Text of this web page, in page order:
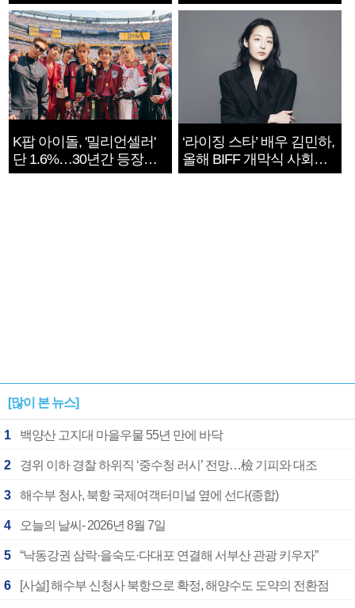
지는 ‘전쟁 속죄’
K팝 아이돌, '밀리언셀러'
단 1.6%…30년간 등장
1182개팀 전수조사
‘라이징 스타’ 배우 김민하,
올해 BIFF 개막식 사회자
확정
[많이 본 뉴스]
1 백양산 고지대 마을우물 55년 만에 바닥
2 경위 이하 경찰 하위직 ‘중수청 러시’ 전망…檢 기피와 대조
3 해수부 청사, 북항 국제여객터미널 옆에 선다(종합)
4 오늘의 날씨- 2026년 8월 7일
5 “낙동강권 삼락·을숙도·다대포 연결해 서부산 관광 키우자”
6 [사설] 해수부 신청사 북항으로 확정, 해양수도 도약의 전환점